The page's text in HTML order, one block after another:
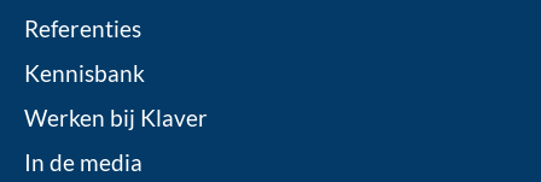
Referenties
Kennisbank
Werken bij Klaver
In de media